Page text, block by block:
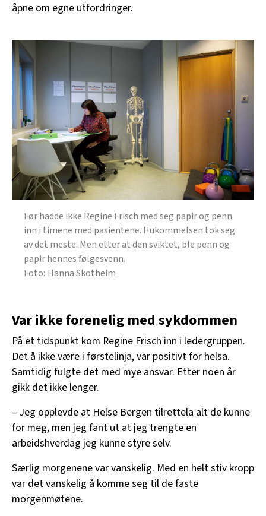
åpne om egne utfordringer.
Før hadde ikke Regine Frisch med seg papir og penn
inn i timene med pasientene. Hukommelsen tok seg
av det meste. Men etter at den sviktet, ble penn og
papir hennes følgesvenn.
Hanna Skotheim
Var ikke forenelig med sykdommen
På et tidspunkt kom Regine Frisch inn i ledergruppen.
Det å ikke være i førstelinja, var positivt for helsa.
Samtidig fulgte det med mye ansvar. Etter noen år
gikk det ikke lenger.
– Jeg opplevde at Helse Bergen tilrettela alt de kunne
for meg, men jeg fant ut at jeg trengte en
arbeidshverdag jeg kunne styre selv.
Særlig morgenene var vanskelig. Med en helt stiv kropp
var det vanskelig å komme seg til de faste
morgenmøtene.